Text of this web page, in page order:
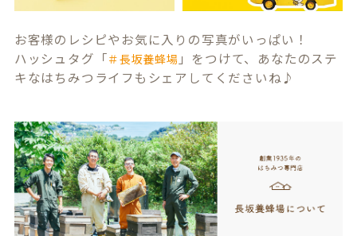
お客様のレシピやお気に入りの写真がいっぱい！
ハッシュタグ「＃長坂養蜂場 」をつけて、あなたのステ
キなはちみつライフもシェアしてくださいね♪